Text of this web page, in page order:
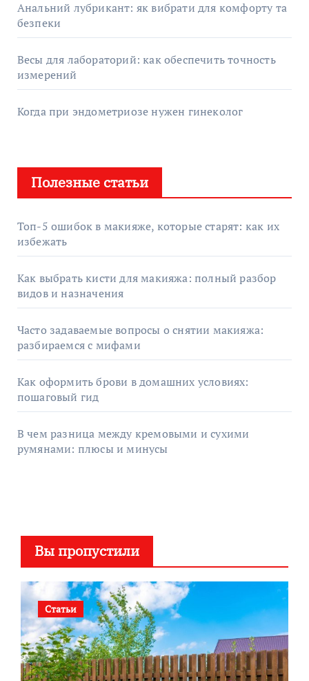
Анальний лубрикант: як вибрати для комфорту та
безпеки
Весы для лабораторий: как обеспечить точность
измерений
Когда при эндометриозе нужен гинеколог
Полезные статьи
Топ-5 ошибок в макияже, которые старят: как их
избежать
Как выбрать кисти для макияжа: полный разбор
видов и назначения
Часто задаваемые вопросы о снятии макияжа:
разбираемся с мифами
Как оформить брови в домашних условиях:
пошаговый гид
В чем разница между кремовыми и сухими
румянами: плюсы и минусы
Вы пропустили
Статьи